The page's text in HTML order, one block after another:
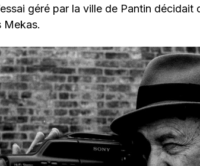
géré par la ville de Pantin
Mekas.